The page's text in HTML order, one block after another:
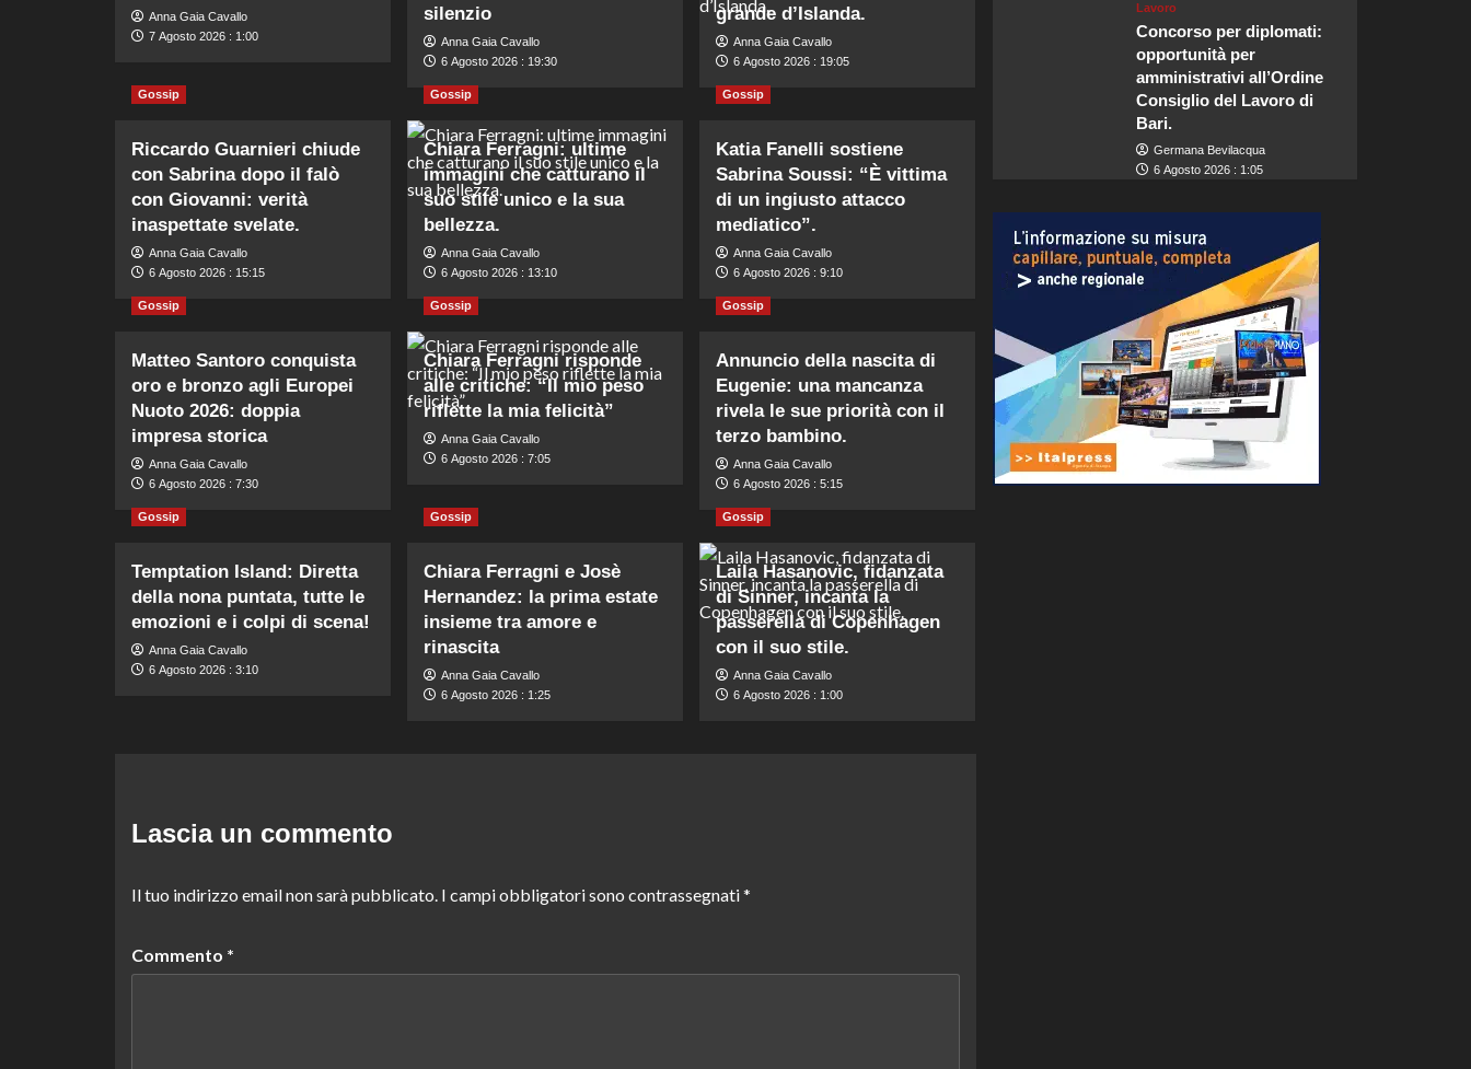
Anna Gaia Cavallo
7 Agosto 2026 : 1:00
silenzio
Anna Gaia Cavallo
6 Agosto 2026 : 19:30
grande d’Islanda.
Anna Gaia Cavallo
6 Agosto 2026 : 19:05
Gossip
Riccardo Guarnieri chiude
con Sabrina dopo il falò
con Giovanni: verità
inaspettate svelate.
Anna Gaia Cavallo
6 Agosto 2026 : 15:15
Gossip
Chiara Ferragni: ultime
immagini che catturano il
suo stile unico e la sua
bellezza.
Anna Gaia Cavallo
6 Agosto 2026 : 13:10
Gossip
Katia Fanelli sostiene
Sabrina Soussi: “È vittima
di un ingiusto attacco
mediatico”.
Anna Gaia Cavallo
6 Agosto 2026 : 9:10
Gossip
Matteo Santoro conquista
oro e bronzo agli Europei
Nuoto 2026: doppia
impresa storica
Anna Gaia Cavallo
6 Agosto 2026 : 7:30
Gossip
Chiara Ferragni risponde
alle critiche: “Il mio peso
riflette la mia felicità”
Anna Gaia Cavallo
6 Agosto 2026 : 7:05
Gossip
Annuncio della nascita di
Eugenie: una mancanza
rivela le sue priorità con il
terzo bambino.
Anna Gaia Cavallo
6 Agosto 2026 : 5:15
Gossip
Temptation Island: Diretta
della nona puntata, tutte le
emozioni e i colpi di scena!
Anna Gaia Cavallo
6 Agosto 2026 : 3:10
Gossip
Chiara Ferragni e Josè
Hernandez: la prima estate
insieme tra amore e
rinascita
Anna Gaia Cavallo
6 Agosto 2026 : 1:25
Gossip
Laila Hasanovic, fidanzata
di Sinner, incanta la
passerella di Copenhagen
con il suo stile.
Anna Gaia Cavallo
6 Agosto 2026 : 1:00
Lascia un commento
Il tuo indirizzo email non sarà pubblicato. I campi obbligatori sono contrassegnati*
Commento *
Lavoro
Concorso per diplomati:
opportunità per
amministrativi all’Ordine
Consiglio del Lavoro di
Bari.
Germana Bevilacqua
6 Agosto 2026 : 1:05